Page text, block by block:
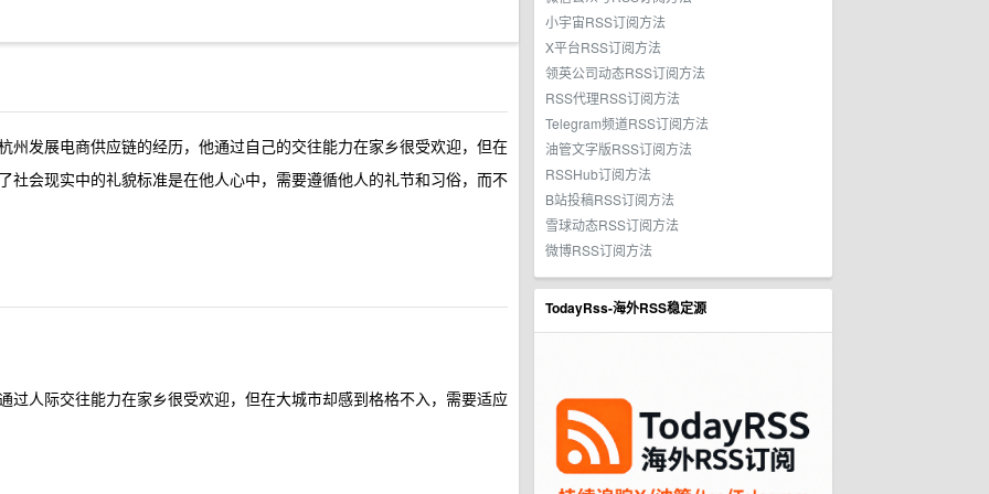
小宇宙RSS订阅方法
X平台RSS订阅方法
领英公司动态RSS订阅方法
RSS代理RSS订阅方法
Telegram频道RSS订阅方法
油管文字版RSS订阅方法
RSSHub订阅方法
B站投稿RSS订阅方法
雪球动态RSS订阅方法
微博RSS订阅方法
TodayRss-海外RSS稳定源
州发展电商供应链的经历，他通过自己的交往能力在家乡很受欢迎，但在
社会现实中的礼貌标准是在他人心中，需要遵循他人的礼节和习俗，而不
过人际交往能力在家乡很受欢迎，但在大城市却感到格格不入，需要适应